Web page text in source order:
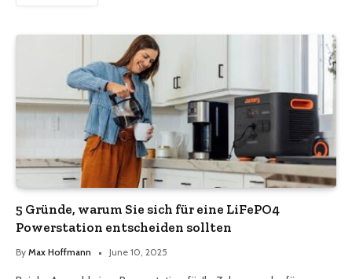
5 Gründe, warum Sie sich für eine LiFePO4
Powerstation entscheiden sollten
By Max Hoffmann June 10, 2025